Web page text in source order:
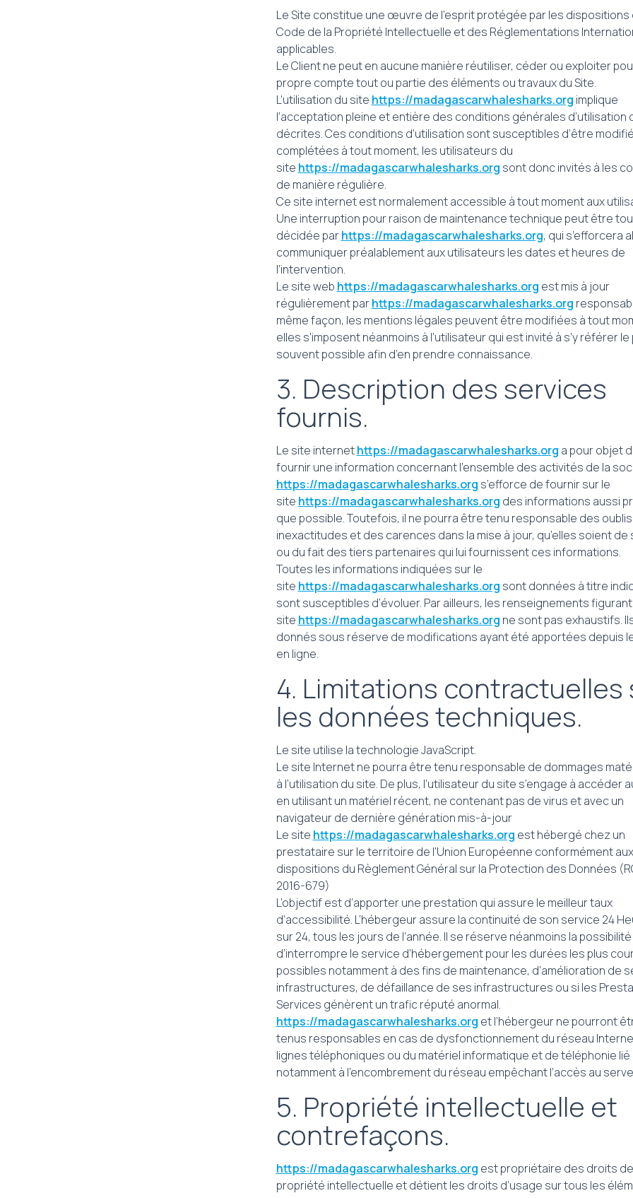
Le Site constitue une œuvre de l’esprit protégée par les dispositions
Code de la Propriété Intellectuelle et des Réglementations
applicables.
Le Client ne peut en aucune manière réutiliser, céder ou exploiter
propre compte tout ou partie des éléments ou travaux du Site.
L’utilisation du site https://madagascarwhalesharks.org implique
l’acceptation pleine et entière des conditions générales d’utilisation
décrites. Ces conditions d’utilisation sont susceptibles d’être
complétées à tout moment, les utilisateurs du
site https://madagascarwhalesharks.org sont donc invités à les
de manière régulière.
Ce site internet est normalement accessible à tout moment aux
Une interruption pour raison de maintenance technique peut être
décidée parhttps://madagascarwhalesharks.org, qui s’efforcera
communiquer préalablement aux utilisateurs les dates et heures de
l’intervention.
Le site web https://madagascarwhalesharks.org est mis à jour
régulièrement parhttps://madagascarwhalesharks.org
même façon, les mentions légales peuvent être modifiées à tout
elles s’imposent néanmoins à l’utilisateur qui est invité à s’y référer le
souvent possible afin d’en prendre connaissance.
3. Description des services
fournis.
Le site internethttps://madagascarwhalesharks.org a pour objet
fournir une information concernant l’ensemble des activités de la
https://madagascarwhalesharks.org s’efforce de fournir sur le
site https://madagascarwhalesharks.org des informations aussi
que possible. Toutefois, il ne pourra être tenu responsable des
inexactitudes et des carences dans la mise à jour, qu’elles soient de
ou du fait des tiers partenaires qui lui fournissent ces informations.
Toutes les informations indiquées sur le
site https://madagascarwhalesharks.org sont données à titre
sont susceptibles d’évoluer. Par ailleurs, les renseignements
site https://madagascarwhalesharks.org ne sont pas exhaustifs.
donnés sous réserve de modifications ayant été apportées depuis
en ligne.
4. Limitations contractuelles
les données techniques.
Le site utilise la technologie JavaScript.
Le site Internet ne pourra être tenu responsable de dommages
à l’utilisation du site. De plus, l’utilisateur du site s’engage à accéder
en utilisant un matériel récent, ne contenant pas de virus et avec un
navigateur de dernière génération mis-à-jour
Le site https://madagascarwhalesharks.org est hébergé chez un
prestataire sur le territoire de l’Union Européenne conformément aux
dispositions du Règlement Général sur la Protection des Données
2016-679)
L’objectif est d’apporter une prestation qui assure le meilleur taux
d’accessibilité. L’hébergeur assure la continuité de son service 24
sur 24, tous les jours de l’année. Il se réserve néanmoins la possibilité
d’interrompre le service d’hébergement pour les durées les plus
possibles notamment à des fins de maintenance, d’amélioration de
infrastructures, de défaillance de ses infrastructures ou si les
Services génèrent un trafic réputé anormal.
https://madagascarwhalesharks.org et l’hébergeur ne pourront
tenus responsables en cas de dysfonctionnement du réseau
lignes téléphoniques ou du matériel informatique et de téléphonie lié
notamment à l’encombrement du réseau empêchant l’accès au
5. Propriété intellectuelle et
contrefaçons.
https://madagascarwhalesharks.org est propriétaire des droits de
propriété intellectuelle et détient les droits d’usage sur tous les